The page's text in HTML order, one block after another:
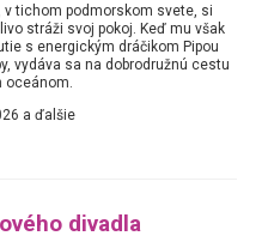
v tichom podmorskom svete, si
stráži svoj pokoj. Keď mu však
s energickým dráčikom Pipou
vydáva sa na dobrodružnú cestu
oceánom.
a ďalšie
divadla